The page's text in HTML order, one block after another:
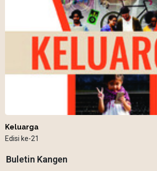
Keluarga
Edisi ke-21
Buletin Kangen